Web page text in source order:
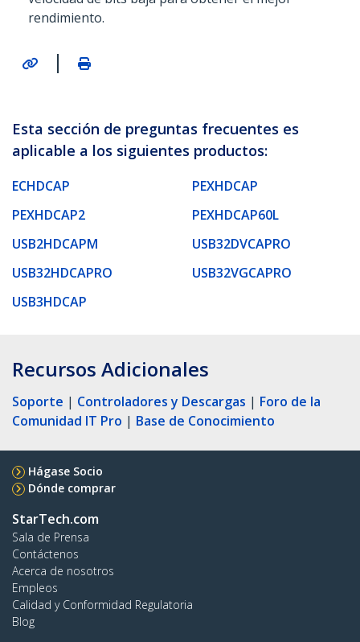
rendimiento.
|
Esta sección de preguntas frecuentes es
aplicable a los siguientes productos:
ECHDCAP
PEXHDCAP
PEXHDCAP2
PEXHDCAP60L
USB2HDCAPM
USB32DVCAPRO
USB32HDCAPRO
USB32VGCAPRO
USB3HDCAP
Recursos Adicionales
Soporte | Controladores y Descargas | Foro de la
Comunidad IT Pro | Base de Conocimiento
Hágase Socio
Dónde comprar
StarTech.com
Sala de Prensa
Contáctenos
Acerca de nosotros
Empleos
Calidad y Conformidad Regulatoria
Blog